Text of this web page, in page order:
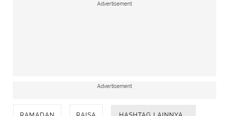
Advertisement
Advertisement